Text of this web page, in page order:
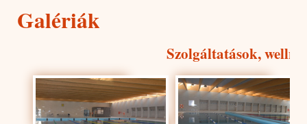
Galériák
Szolgáltatások,